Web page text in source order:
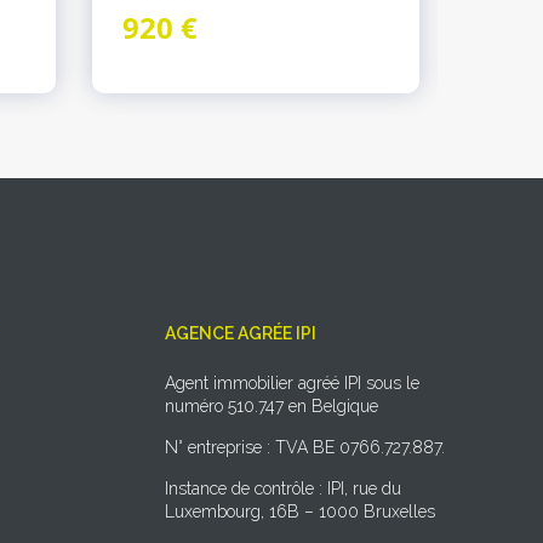
920 €
AGENCE AGRÉE IPI
Agent immobilier agréé IPI sous le
numéro 510.747 en Belgique
N° entreprise : TVA BE 0766.727.887.
Instance de contrôle : IPI, rue du
Luxembourg, 16B – 1000 Bruxelles